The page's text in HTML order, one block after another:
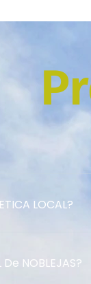
LOCAL?
De NOBLEJAS?